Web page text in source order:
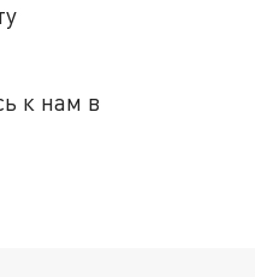
к нам в